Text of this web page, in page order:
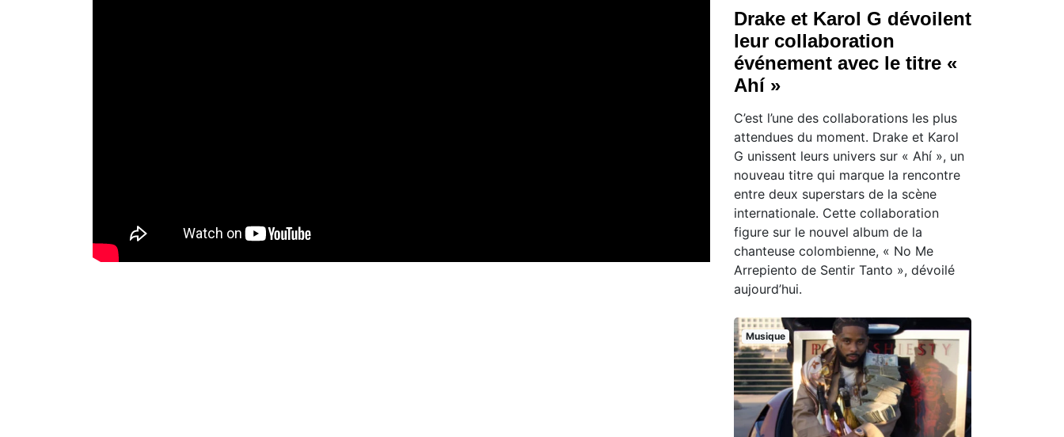
Drake et Karol G dévoilent
leur collaboration
événement avec le titre «
Ahí »
C’est l’une des collaborations les plus
attendues du moment. Drake et Karol
G unissent leurs univers sur « Ahí », un
nouveau titre qui marque la rencontre
entre deux superstars de la scène
internationale. Cette collaboration
figure sur le nouvel album de la
chanteuse colombienne, « No Me
Arrepiento de Sentir Tanto », dévoilé
aujourd’hui.
Musique